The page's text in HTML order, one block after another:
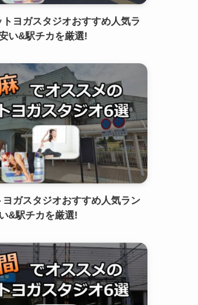
ヨガスタジオおすすめ人気ラ
い&駅チカを厳選!
ヨガスタジオおすすめ人気ラン
&駅チカを厳選!